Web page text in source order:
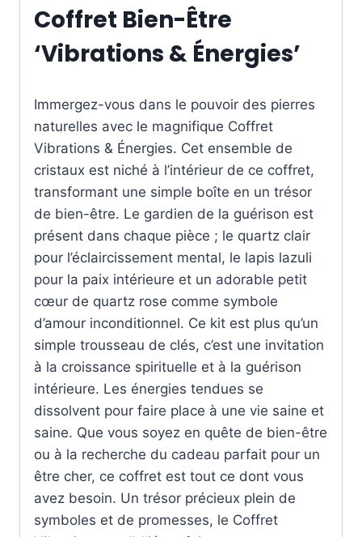
Coffret Bien-Être
‘Vibrations & Énergies’
Immergez-vous dans le pouvoir des pierres
naturelles avec le magnifique Coffret
Vibrations & Énergies. Cet ensemble de
cristaux est niché à l’intérieur de ce coffret,
transformant une simple boîte en un trésor
de bien-être. Le gardien de la guérison est
présent dans chaque pièce ; le quartz clair
pour l’éclaircissement mental, le lapis lazuli
pour la paix intérieure et un adorable petit
cœur de quartz rose comme symbole
d’amour inconditionnel. Ce kit est plus qu’un
simple trousseau de clés, c’est une invitation
à la croissance spirituelle et à la guérison
intérieure. Les énergies tendues se
dissolvent pour faire place à une vie saine et
saine. Que vous soyez en quête de bien-être
ou à la recherche du cadeau parfait pour un
être cher, ce coffret est tout ce dont vous
avez besoin. Un trésor précieux plein de
symboles et de promesses, le Coffret